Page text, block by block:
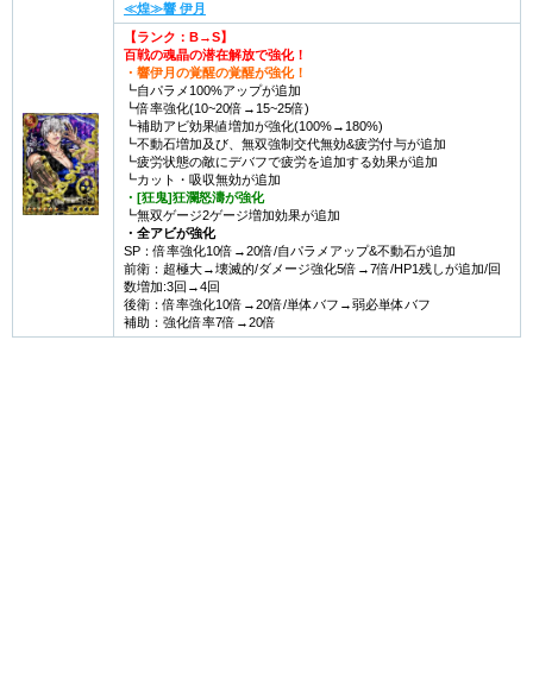
≪煌≫響 伊月
【ランク：B→S】
百戦の魂晶の潜在解放で強化！
・響伊月の覚醒の覚醒が強化！
┗自パラメ100%アップが追加
┗倍率強化(10~20倍→15~25倍)
┗補助アビ効果値増加が強化(100%→180%)
┗不動石増加及び、無双強制交代無効&疲労付与が追加
┗疲労状態の敵にデバフで疲労を追加する効果が追加
┗カット・吸収無効が追加
・[狂鬼]狂瀾怒濤が強化
┗無双ゲージ2ゲージ増加効果が追加
・全アビが強化
SP：倍率強化10倍→20倍/自パラメアップ&不動石が追加
前衛：超極大→壊滅的/ダメージ強化5倍→7倍/HP1残しが追加/回
数増加:3回→4回
後衛：倍率強化10倍→20倍/単体バフ→弱必単体バフ
補助：強化倍率7倍→20倍